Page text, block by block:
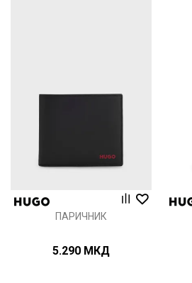
ПАРИЧНИК
5.290 МКД